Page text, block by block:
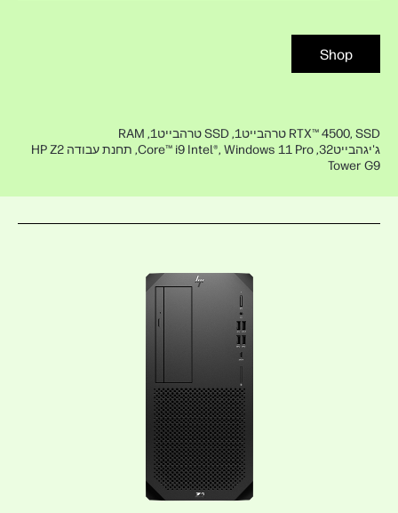
Shop
RTX™ 4500, SSD טרהבייט1, SSD טרהבייט1, RAM
ג'יגהבייט32, Core™ i9 Intel®, Windows 11 Pro, תחנת עבודה HP Z2
Tower G9